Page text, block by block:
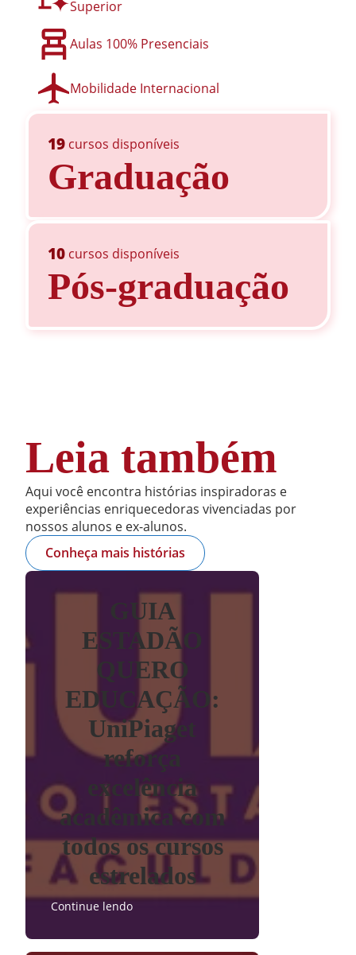
Superior
Aulas 100% Presenciais
Mobilidade Internacional
19 cursos disponíveis
Graduação
10 cursos disponíveis
Pós-graduação
Leia também
Aqui você encontra histórias inspiradoras e
experiências enriquecedoras vivenciadas por
nossos alunos e ex-alunos.
Conheça mais histórias
GUIA
ESTADÃO
QUERO
EDUCAÇÃO:
UniPiaget
reforça
excelência
acadêmica com
todos os cursos
estrelados
Continue lendo